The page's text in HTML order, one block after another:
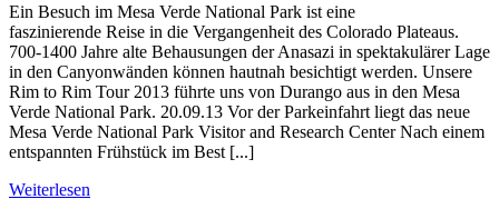
Ein Besuch im Mesa Verde National Park ist eine
faszinierende Reise in die Vergangenheit des Colorado Plateaus.
700-1400 Jahre alte Behausungen der Anasazi in spektakulärer Lage
in den Canyonwänden können hautnah besichtigt werden. Unsere
Rim to Rim Tour 2013 führte uns von Durango aus in den Mesa
Verde National Park. 20.09.13 Vor der Parkeinfahrt liegt das neue
Mesa Verde National Park Visitor and Research Center Nach einem
entspannten Frühstück im Best [...]
Weiterlesen